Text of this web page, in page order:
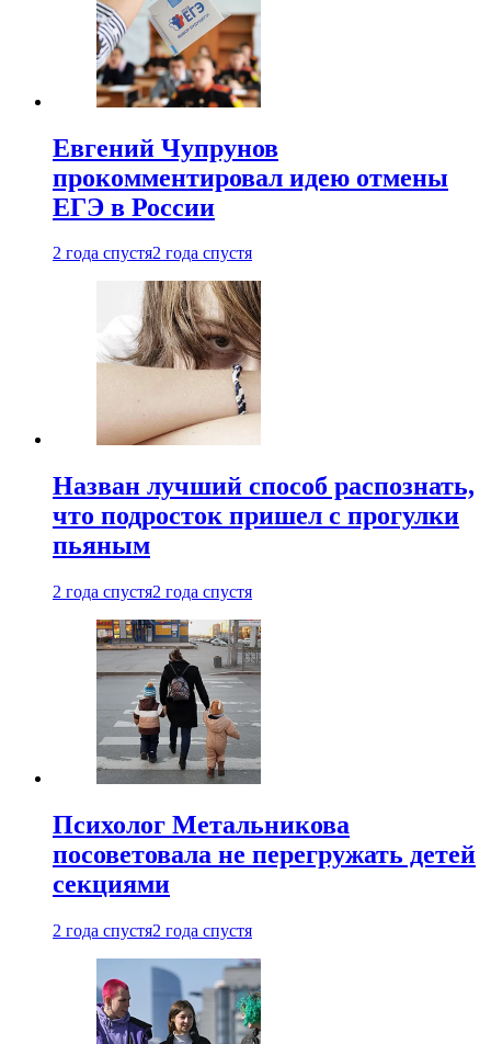
Евгений Чупрунов
прокомментировал идею отмены
ЕГЭ в России
2 года спустя2 года спустя
Назван лучший способ распознать,
что подросток пришел с прогулки
пьяным
2 года спустя2 года спустя
Психолог Метальникова
посоветовала не перегружать детей
секциями
2 года спустя2 года спустя